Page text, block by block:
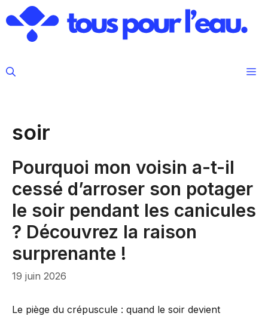
au
contenu
soir
Pourquoi mon voisin a-t-il
cessé d’arroser son potager
le soir pendant les canicules
? Découvrez la raison
surprenante !
19 juin 2026
Le piège du crépuscule : quand le soir devient